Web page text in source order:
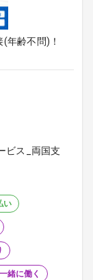
年齢不問)！
ビス_両国支
い
緒に働く